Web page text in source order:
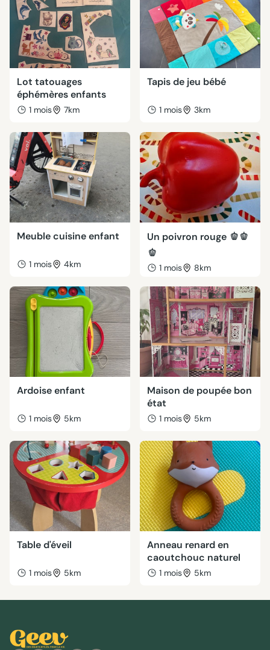
Lot tatouages
éphémères enfants
1 mois 7km
Tapis de jeu bébé
1 mois 3km
Meuble cuisine enfant
1 mois 4km
Un poivron rouge 🫑🫑
🫑
1 mois 8km
Ardoise enfant
1 mois 5km
Maison de poupée bon
état
1 mois 5km
Table d'éveil
1 mois 5km
Anneau renard en
caoutchouc naturel
1 mois 5km